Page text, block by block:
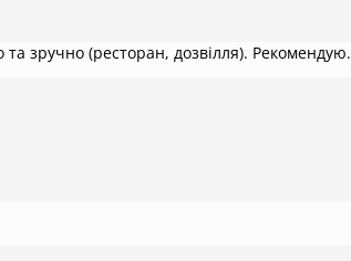
зручно (ресторан, дозвілля). Рекомендую.